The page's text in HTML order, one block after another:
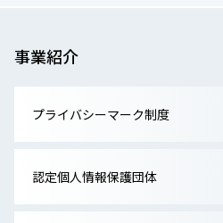
事業紹介
プライバシーマーク制度
認定個人情報保護団体